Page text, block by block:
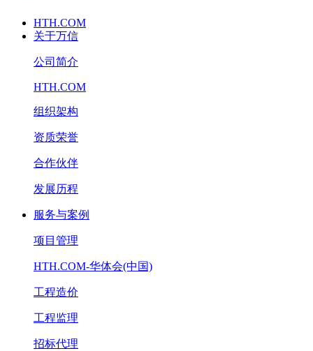
HTH.COM
关于万信
公司简介
HTH.COM
组织架构
资质荣誉
合作伙伴
发展历程
服务与案例
项目管理
HTH.COM-华体会(中国)
工程造价
工程监理
招标代理